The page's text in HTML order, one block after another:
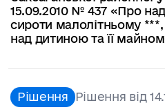
15.09.2010 № 437 «Про
сироти малолітньому
над дитиною та її
Рішення Рішення від